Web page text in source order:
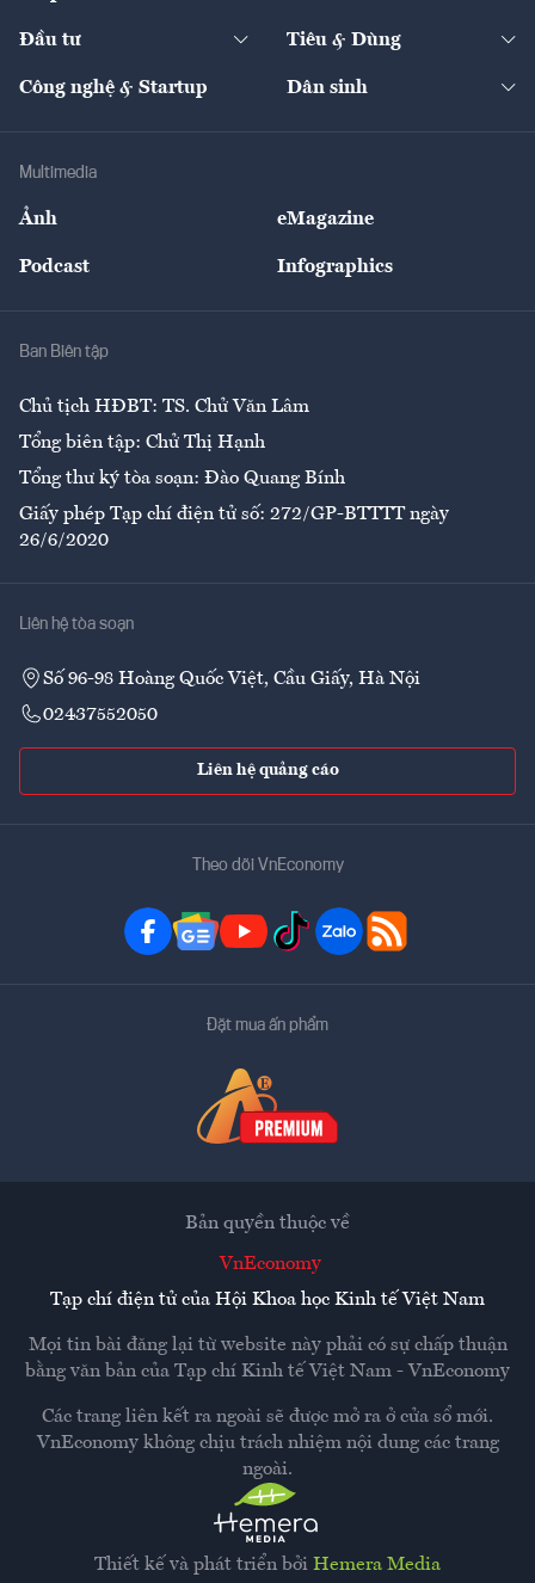
Start-up
Quản trị số
Tư vấn
Thị trường
Nông sản
The Guide
Đầu tư Tiêu & Dùng
Giải trí
Công nghệ & Startup Dân sinh
Multimedia
Ảnh eMagazine
Podcast Infographics
Ban Biên tập
Chủ tịch HĐBT: TS. Chử Văn Lâm
Tổng biên tập: Chử Thị Hạnh
Tổng thư ký tòa soạn: Đào Quang Bính
Giấy phép Tạp chí điện tử số: 272/GP-BTTTT ngày
26/6/2020
Liên hệ tòa soạn
Số 96-98 Hoàng Quốc Việt, Cầu Giấy, Hà Nội
02437552050
Liên hệ quảng cáo
Theo dõi VnEconomy
Đặt mua ấn phẩm
Thiết kế và phát triển bởi Hemera Media
Bản quyền thuộc về
VnEconomy
Tạp chí điện tử của Hội Khoa học Kinh tế Việt Nam
Mọi tin bài đăng lại từ website này phải có sự chấp thuận
bằng văn bản của Tạp chí Kinh tế Việt Nam - VnEconomy
Các trang liên kết ra ngoài sẽ được mở ra ở cửa sổ mới.
VnEconomy không chịu trách nhiệm nội dung các trang
ngoài.